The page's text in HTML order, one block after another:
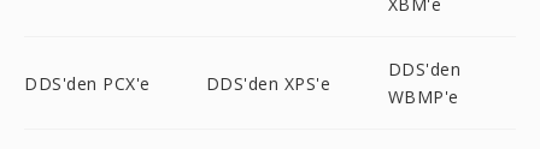
DDS'den PCX'e DDS'den XPS'e
DDS'den
WBMP'e